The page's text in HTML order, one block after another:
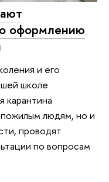
оформлению
и его
школе
карантина
людям, но и
проводят
по вопросам